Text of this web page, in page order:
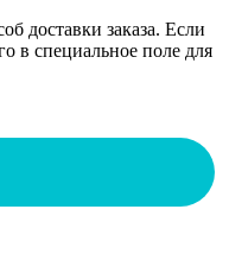
доставки заказа. Если
в специальное поле для